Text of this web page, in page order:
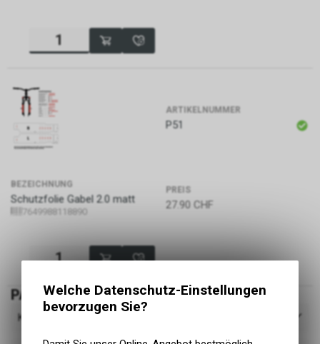
ARTIKELNUMMER
P51
BEZEICHNUNG
Schutzfolie Gabel 2.0 matt
7649988118890
PREIS
27.90 CHF
PASSEND DAZU
Kategorie
Welche Datenschutz-Einstellungen
bevorzugen Sie?